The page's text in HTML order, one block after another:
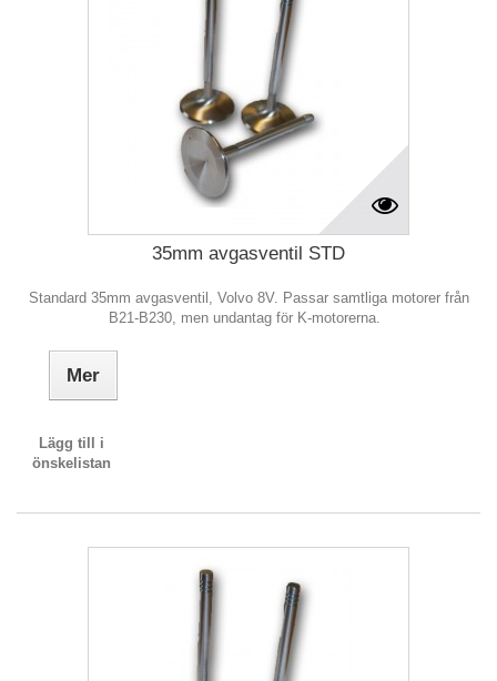
35mm avgasventil STD
Standard 35mm avgasventil, Volvo 8V. Passar samtliga motorer från
B21-B230, men undantag för K-motorerna.
Mer
Lägg till i
önskelistan